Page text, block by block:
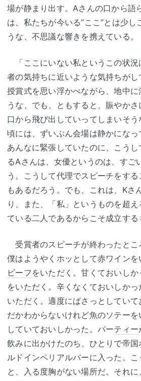
場が静まり出す。Aさんの口から語
は、私たちが今いる“ここ”とは少し
うな、不思議な響きを携えている。
「ここにいない私というこの状況
者の気持ちに近いような気持ちが
授賞式を思い浮かべながら、地中に
うな、でも、ともすると、賑やか
口から飛び出していってしまいそ
頃には、ずいぶん会場は静かにな
あんなに緊張していたのに、こう
るAさんは、女優というのは、すご
う。こうして代理でスピーチをす
もあるだろう。でも、これは、Kさ
り、また、「私」というものを超
ている二人であるからこそ成立する
受賞者のスピーチが終わったとこ
僕はようやくホッとして赤ワインを
ビーフ をいただく。甘くておいし
をいただく。辛くなくておいしか
いただく。適度にぱさっとしてい
だかわからないけれど魚のソテーを
していておいしかった。パーティー
飲みに出かけたのち、ひとりで帝
ルドインペリアルバーに入った。
と、入る度胸がない場所だ。それ